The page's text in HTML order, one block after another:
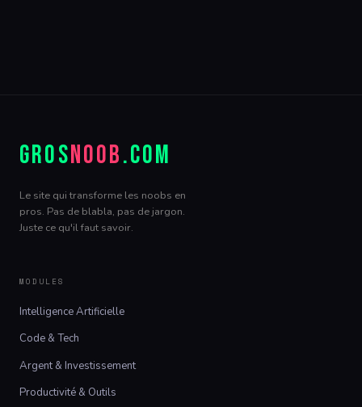
GROSNOOB.COM
Le site qui transforme les noobs en
pros. Pas de blabla, pas de jargon.
Juste ce qu'il faut savoir.
MODULES
Intelligence Artificielle
Code & Tech
Argent & Investissement
Productivité & Outils